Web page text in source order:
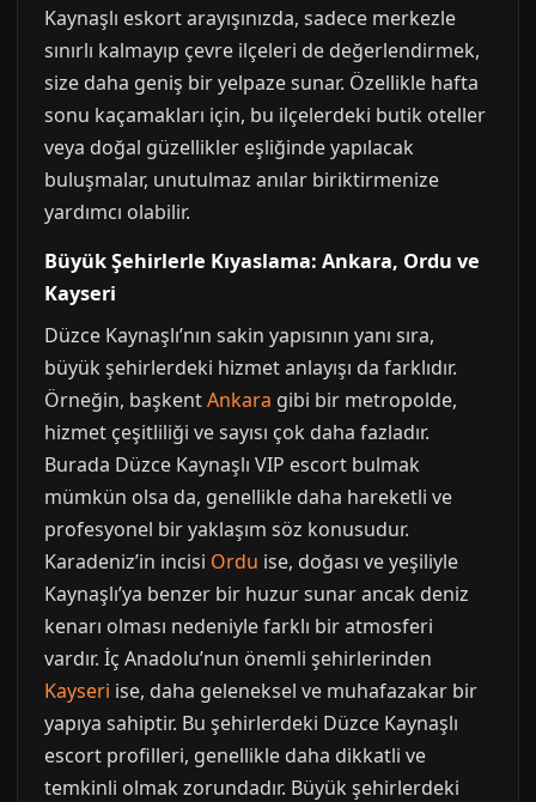
Kaynaşlı eskort arayışınızda, sadece merkezle
sınırlı kalmayıp çevre ilçeleri de değerlendirmek,
size daha geniş bir yelpaze sunar. Özellikle hafta
sonu kaçamakları için, bu ilçelerdeki butik oteller
veya doğal güzellikler eşliğinde yapılacak
buluşmalar, unutulmaz anılar biriktirmenize
yardımcı olabilir.
Büyük Şehirlerle Kıyaslama: Ankara, Ordu ve
Kayseri
Düzce Kaynaşlı’nın sakin yapısının yanı sıra,
büyük şehirlerdeki hizmet anlayışı da farklıdır.
Örneğin, başkentAnkara gibi bir metropolde,
hizmet çeşitliliği ve sayısı çok daha fazladır.
Burada Düzce Kaynaşlı VIP escort bulmak
mümkün olsa da, genellikle daha hareketli ve
profesyonel bir yaklaşım söz konusudur.
Karadeniz’in incisi Ordu ise, doğası ve yeşiliyle
Kaynaşlı’ya benzer bir huzur sunar ancak deniz
kenarı olması nedeniyle farklı bir atmosferi
vardır. İç Anadolu’nun önemli şehirlerinden
Kayseri ise, daha geleneksel ve muhafazakar bir
yapıya sahiptir. Bu şehirlerdeki Düzce Kaynaşlı
escort profilleri, genellikle daha dikkatli ve
temkinli olmak zorundadır. Büyük şehirlerdeki